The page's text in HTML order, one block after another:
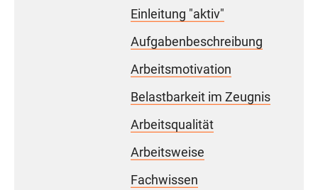
Einleitung "aktiv"
Aufgabenbeschreibung
Arbeitsmotivation
Belastbarkeit im Zeugnis
Arbeitsqualität
Arbeitsweise
Fachwissen